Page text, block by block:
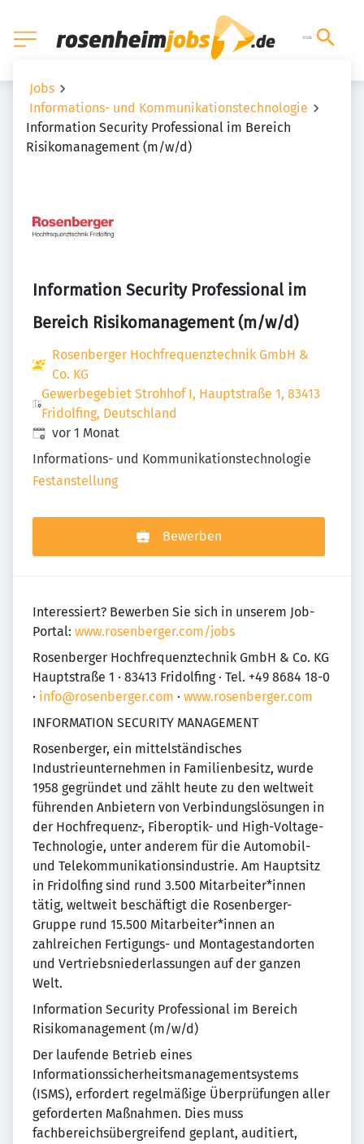
Jobs
Informations- und Kommunikationstechnologie
Information Security Professional im Bereich
Risikomanagement (m/w/d)
Information Security Professional im
Bereich Risikomanagement (m/w/d)
Rosenberger Hochfrequenztechnik GmbH &
Co. KG
Gewerbegebiet Strohhof I, Hauptstraße 1, 83413
Fridolfing, Deutschland
Veröffentlicht:
vor 1 Monat
Informations- und Kommunikationstechnologie
Festanstellung
Bewerben
Interessiert? Bewerben Sie sich in unserem Job-
Portal: www.rosenberger.com/jobs
Rosenberger Hochfrequenztechnik GmbH & Co. KG
Hauptstraße 1 · 83413 Fridolfing · Tel. +49 8684 18-0
· info@rosenberger.com · www.rosenberger.com
INFORMATION SECURITY MANAGEMENT
Rosenberger, ein mittelständisches
Industrieunternehmen in Familienbesitz, wurde
1958 gegründet und zählt heute zu den weltweit
führenden Anbietern von Verbindungslösungen in
der Hochfrequenz-, Fiberoptik- und High-Voltage-
Technologie, unter anderem für die Automobil-
und Telekommunikationsindustrie. Am Hauptsitz
in Fridolfing sind rund 3.500 Mitarbeiter*innen
tätig, weltweit beschäftigt die Rosenberger-
Gruppe rund 15.500 Mitarbeiter*innen an
zahlreichen Fertigungs- und Montagestandorten
und Vertriebsniederlassungen auf der ganzen
Welt.
Information Security Professional im Bereich
Risikomanagement (m/w/d)
Der laufende Betrieb eines
Informationssicherheitsmanagementsystems
(ISMS), erfordert regelmäßige Überprüfungen aller
geforderten Maßnahmen. Dies muss
fachbereichsübergreifend geplant, auditiert,